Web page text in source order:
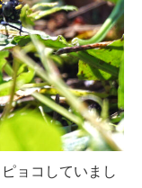
ョコしていまし